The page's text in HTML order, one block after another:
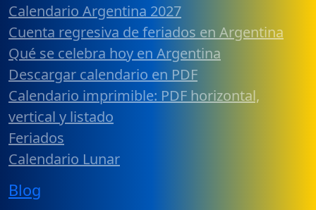
Calendario Argentina 2027
Cuenta regresiva de feriados en Argentina
Qué se celebra hoy en Argentina
Descargar calendario en PDF
Calendario imprimible: PDF horizontal,
vertical y listado
Feriados
Calendario Lunar
Blog